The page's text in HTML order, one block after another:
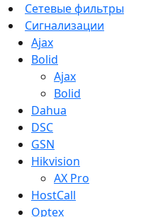
Сетевые фильтры
Сигнализации
Ajax
Bolid
Ajax
Bolid
Dahua
DSC
GSN
Hikvision
AX Pro
HostCall
Optex